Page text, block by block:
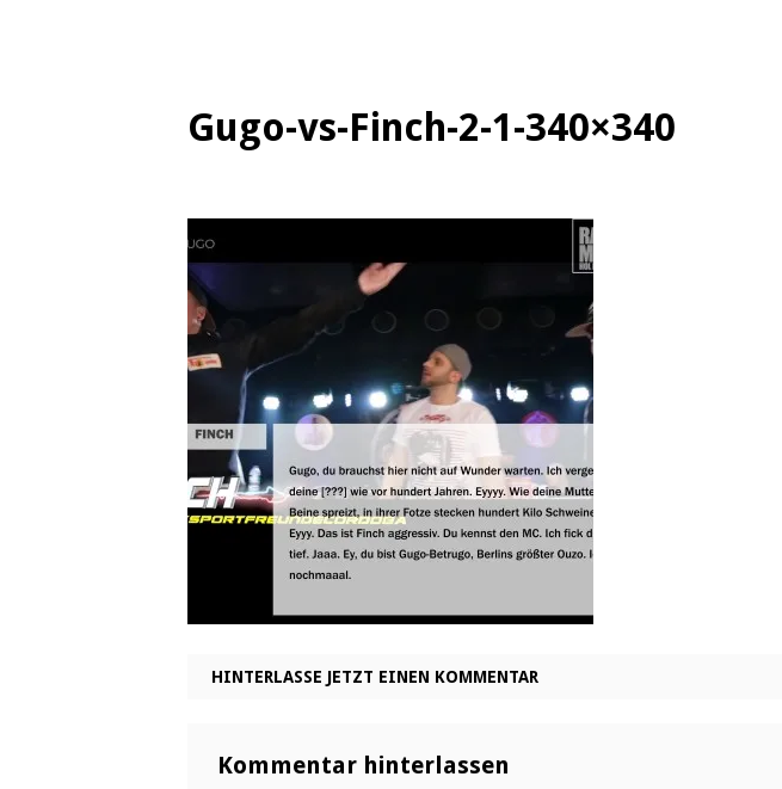
Gugo-vs-Finch-2-1-340×340
HINTERLASSE JETZT EINEN KOMMENTAR
Kommentar hinterlassen